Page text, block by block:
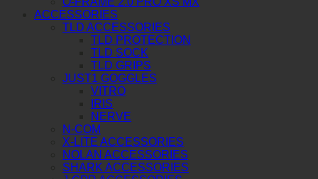
ACCESSORIES
TLD ACCESSORIES
TLD PROTECTION
TLD SOCK
TLD GRIPS
JUST1 GOGGLES
VITRO
IRIS
NERVE
N-COM
X-LITE ACCESSORIES
NOLAN ACCESSORIES
SHARK ACCESSORIES